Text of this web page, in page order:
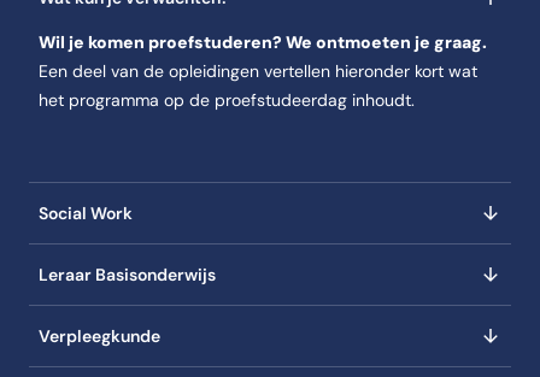
Wil je komen proefstuderen? We ontmoeten je graag.
Een deel van de opleidingen vertellen hieronder kort wat
het programma op de proefstudeerdag inhoudt.
Social Work
Leraar Basisonderwijs
Verpleegkunde